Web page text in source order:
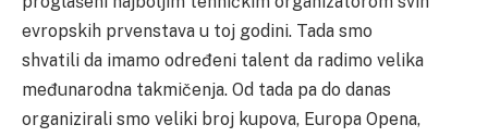
evropskih prvenstava u toj godini. Tada smo
shvatili da imamo određeni talent da radimo velika
međunarodna takmičenja. Od tada pa do danas
organizirali smo veliki broj kupova, Europa Opena,